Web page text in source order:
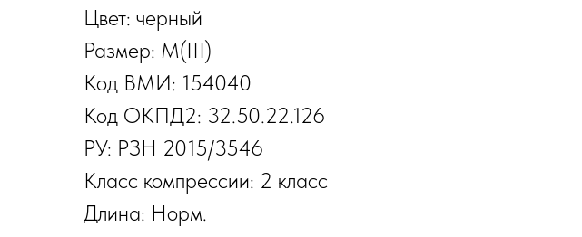
Цвет: черный
Размер: M(III)
Код ВМИ: 154040
Код ОКПД2: 32.50.22.126
РУ: РЗН 2015/3546
Класс компрессии: 2 класс
Длина: Норм.